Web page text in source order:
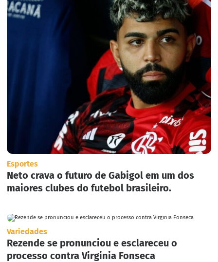
Esportes
Neto crava o futuro de Gabigol em um dos
maiores clubes do futebol brasileiro.
Variedades
Rezende se pronunciou e esclareceu o
processo contra Virginia Fonseca